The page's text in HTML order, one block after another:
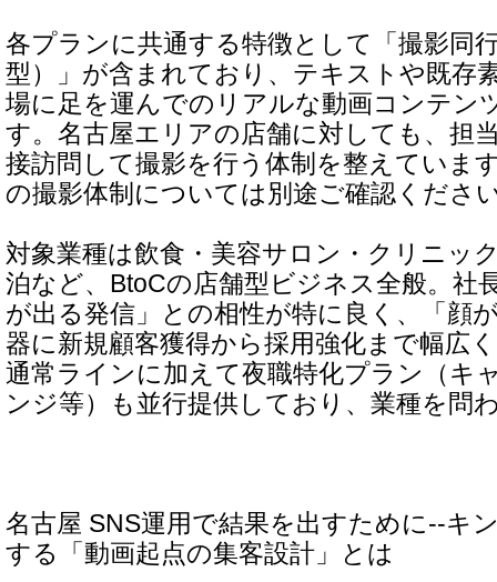
各プランに共通する特徴として「撮影同
型）」が含まれており、テキストや既存
場に足を運んでのリアルな動画コンテン
す。名古屋エリアの店舗に対しても、担
接訪問して撮影を行う体制を整えていま
の撮影体制については別途ご確認くださ
対象業種は飲食・美容サロン・クリニッ
泊など、BtoCの店舗型ビジネス全般。社
が出る発信」との相性が特に良く、「顔
器に新規顧客獲得から採用強化まで幅広
通常ラインに加えて夜職特化プラン（キ
ンジ等）も並行提供しており、業種を問
名古屋 SNS運用で結果を出すために--キ
する「動画起点の集客設計」とは